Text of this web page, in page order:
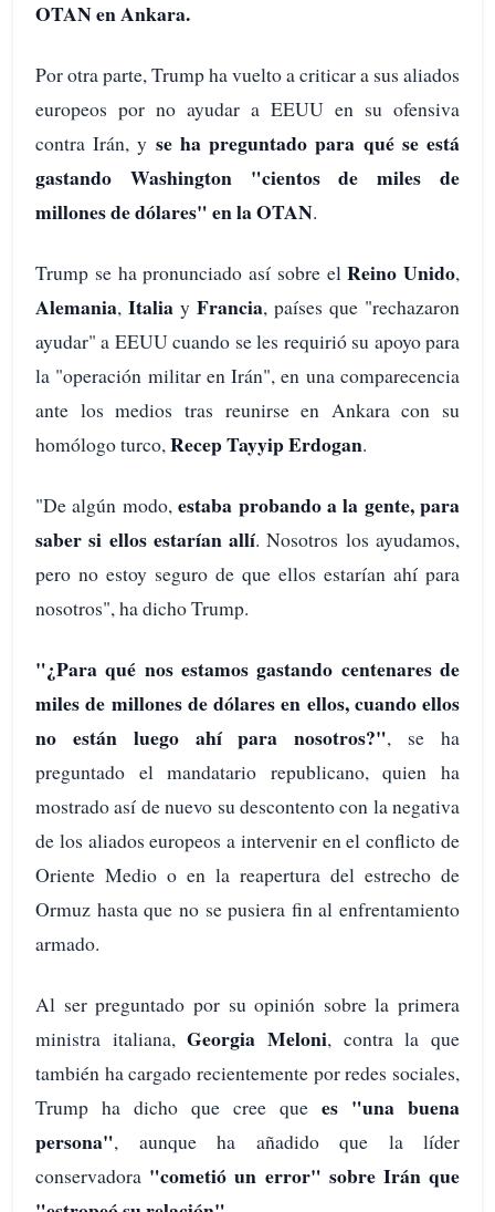
OTAN en Ankara.
Por otra parte, Trump ha vuelto a criticar a sus aliados
europeos por no ayudar a EEUU en su ofensiva
contra Irán, y se ha preguntado para qué se está
gastando Washington "cientos de miles de
millones de dólares" en la OTAN.
Trump se ha pronunciado así sobre elReino Unido,
Alemania, Italia y Francia, países que "rechazaron
ayudar" a EEUU cuando se les requirió su apoyo para
la "operación militar en Irán", en una comparecencia
ante los medios tras reunirse en Ankara con su
homólogo turco,Recep Tayyip Erdogan.
"De algún modo,estaba probando a la gente, para
saber si ellos estarían allí. Nosotros los ayudamos,
pero no estoy seguro de que ellos estarían ahí para
nosotros", ha dicho Trump.
"¿Para qué nos estamos gastando centenares de
miles de millones de dólares en ellos, cuando ellos
no están luego ahí para nosotros?", se ha
preguntado el mandatario republicano, quien ha
mostrado así de nuevo su descontento con la negativa
de los aliados europeos a intervenir en el conflicto de
Oriente Medio o en la reapertura del estrecho de
Ormuz hasta que no se pusiera fin al enfrentamiento
armado.
Al ser preguntado por su opinión sobre la primera
ministra italiana,Georgia Meloni, contra la que
también ha cargado recientemente por redes sociales,
Trump ha dicho que cree que es "una buena
persona", aunque ha añadido que la líder
conservadora "cometió un error" sobre Irán que